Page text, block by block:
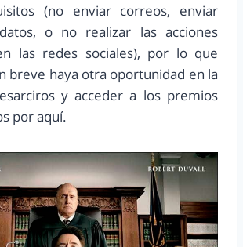
(no enviar correos, enviar
o no realizar las acciones
las redes sociales), por lo que
breve haya otra oportunidad en la
y acceder a los premios
por aquí.